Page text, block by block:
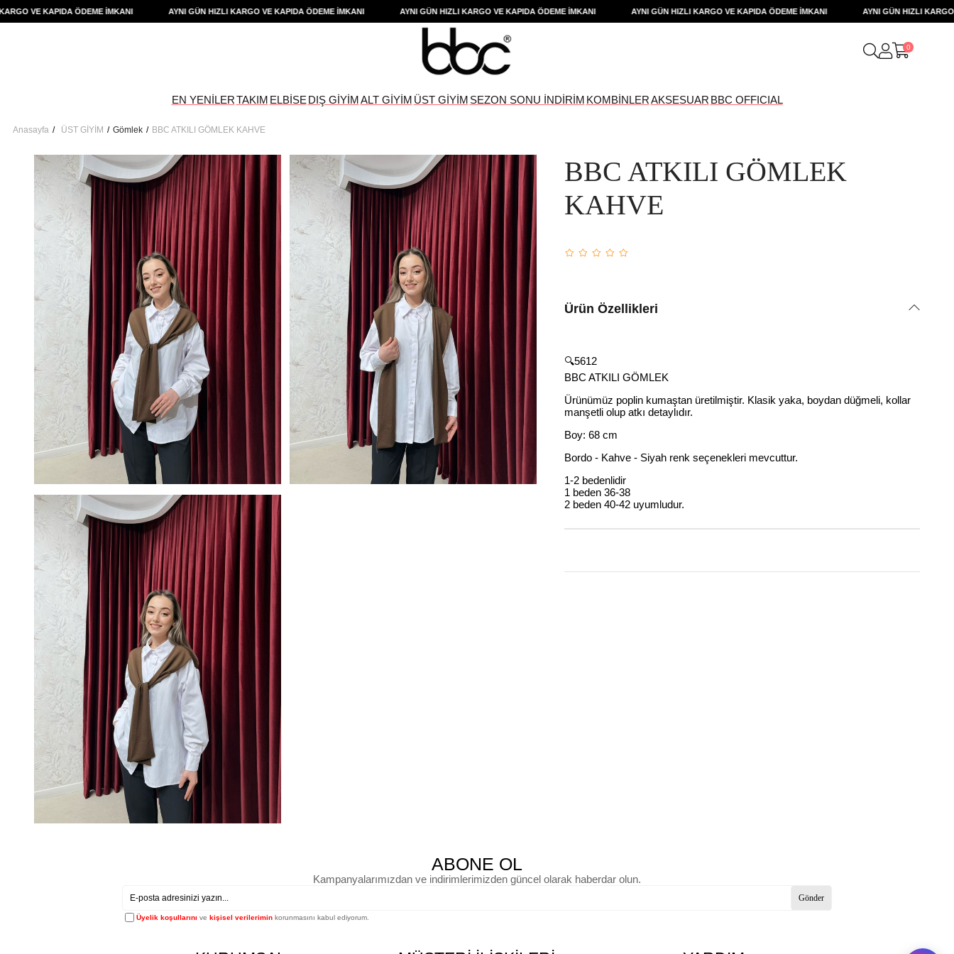
VE KAPIDA ÖDEME İMKANI AYNI GÜN HIZLI KARGO VE KAPIDA ÖDEME İMKANI AYNI GÜN HIZLI KARGO VE KAPIDA ÖDEME İMKANI AYNI GÜN HIZLI KARGO VE KAPIDA ÖDEME İMKANI AYNI GÜN HIZLI KARGO VE
0
EN YENİLERTAKIM ELBİSE DIŞ GİYİMALT GİYİM ÜST GİYİM SEZON SONU İNDİRİM KOMBİNLERAKSESUAR BBC OFFICIAL
Anasayfa ÜST GİYİM Gömlek BBC ATKILI GÖMLEK KAHVE
BBC ATKILI GÖMLEK
KAHVE
Ürün Özellikleri
🔍5612
BBC ATKILI GÖMLEK
Ürünümüz poplin kumaştan üretilmiştir. Klasik yaka, boydan düğmeli, kollar
manşetli olup atkı detaylıdır.
Boy: 68 cm
Bordo - Kahve - Siyah renk seçenekleri mevcuttur.
1-2 bedenlidir
1 beden 36-38
2 beden 40-42 uyumludur.
ABONE OL
Kampanyalarımızdan ve indirimlerimizden güncel olarak haberdar olun.
Gönder
Üyelik koşullarını ve kişisel verilerimin korunmasını kabul ediyorum.